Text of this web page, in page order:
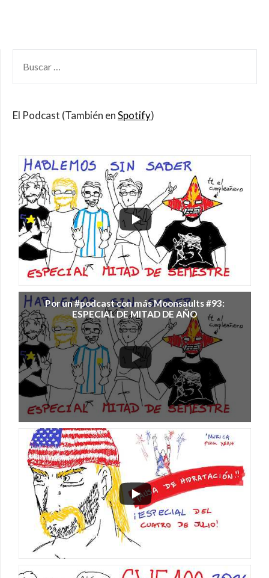
POR:
El Podcast (También enSpotify)
Por un #podcast con más Moonsaults #93:
ESPECIAL DE MITAD DE AÑO